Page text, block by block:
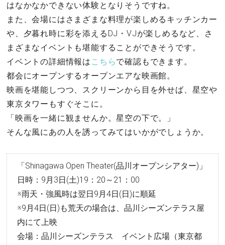
はなかなかできない体験となりそうですね。
また、会場にはさまざまな料理が楽しめるキッチンカー
や、夕暮れ時に彩を添えるDJ・VJが楽しめるなど、さ
まざまなイベントも堪能することができそうです。
イベントの詳細情報は こちらで確認もできます。
都会にオープンするオープンエアな映画館。
映画を堪能しつつ、スクリーンから目を外せば、星空や
東京タワーもすぐそこに。
「映画を一緒に観ませんか。星空の下で。」
そんな風にあの人を誘ってみてはいかがでしょうか。
「Shinagawa Open Theater(品川オープンシアター)」
日時：9月3日(土)19：20～21：00
※雨天・強風時は翌日9月4日(日)に順延
※9月4日(日)も荒天の場合は、品川シーズンテラス屋
内にて上映
会場：品川シーズンテラス イベント広場（東京都